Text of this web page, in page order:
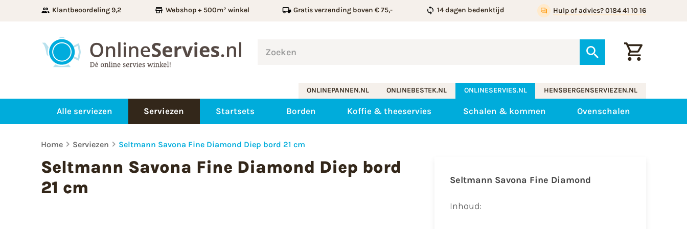
Klantbeoordeling 9,2 Webshop + 500m² winkel Gratis verzending boven € 75,- 14 dagen bedenktijd Hulp of advies? 0184 41 10 16
ONLINEPANNEN.NL ONLINEBESTEK.NL ONLINESERVIES.NL HENSBERGENSERVIEZEN.NL
Alle serviezen Serviezen Startsets Borden Koffie & theeservies Schalen & kommen Ovenschalen
Home Serviezen Seltmann Savona Fine Diamond Diep bord 21 cm
Seltmann Savona Fine Diamond Diep bord
21 cm
Seltmann Savona Fine Diamond
Inhoud: